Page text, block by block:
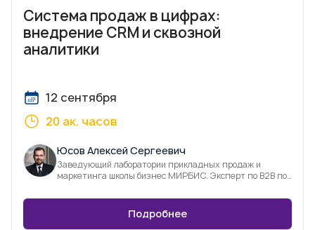
Система продаж в цифрах:
внедрение CRM и сквозной
аналитики
12 сентября
20 ак. часов
Юсов Алексей Сергеевич
Заведующий лаборатории прикладных продаж и
маркетинга школы бизнес МИРБИС. Эксперт по В2В по
Подробнее